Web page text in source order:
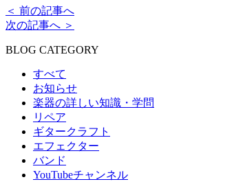
＜ 前の記事へ
次の記事へ ＞
BLOG CATEGORY
すべて
お知らせ
楽器の詳しい知識・学問
リペア
ギタークラフト
エフェクター
バンド
YouTubeチャンネル